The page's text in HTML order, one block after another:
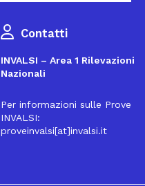
Contatti
INVALSI – Area 1 Rilevazioni
Nazionali
Per informazioni sulle Prove
INVALSI:
proveinvalsi[at]invalsi.it